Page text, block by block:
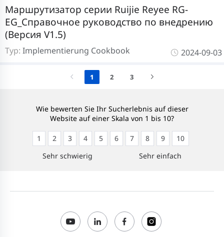
Typ: Implementierung Cookbook
Маршрутизатор серии Ruijie Reyee RG-
EG_Справочное руководство по внедрению
(Версия V1.5)
2024-09-03
1 2 3
Wie bewerten Sie Ihr Sucherlebnis auf dieser
Website auf einer Skala von 1 bis 10?
Sehr schwierig
1 2 3 4 5 6 7 8 9
10
Sehr einfach